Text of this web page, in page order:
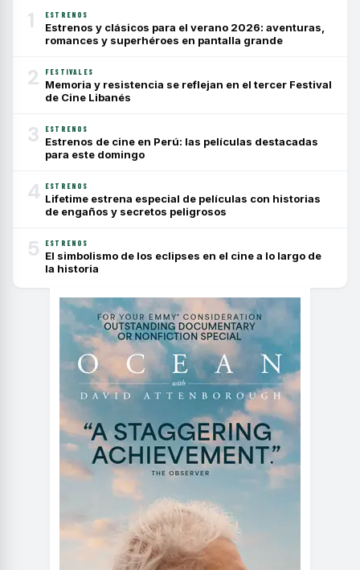
1 ESTRENOS
Estrenos y clásicos para el verano 2026: aventuras,
romances y superhéroes en pantalla grande
2 FESTIVALES
Memoria y resistencia se reflejan en el tercer Festival
de Cine Libanés
3 ESTRENOS
Estrenos de cine en Perú: las películas destacadas
para este domingo
4 ESTRENOS
Lifetime estrena especial de películas con historias
de engaños y secretos peligrosos
5 ESTRENOS
El simbolismo de los eclipses en el cine a lo largo de
la historia